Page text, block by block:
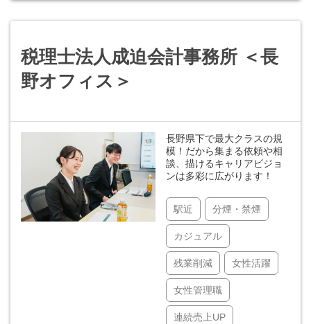
税理士法人成迫会計事務所 ＜長
野オフィス＞
長野県下で最大クラスの規
模！だから集まる依頼や相
談、描けるキャリアビジョ
ンは多彩に広がります！
駅近 分煙・禁煙
カジュアル
残業削減 女性活躍
女性管理職
連続売上UP